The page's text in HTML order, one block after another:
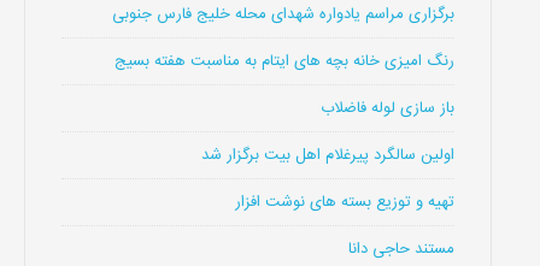
برگزاری مراسم یادواره شهدای محله خلیج فارس جنوبی
رنگ امیزی خانه بچه های ایتام به مناسبت هفته بسیج
باز سازی لوله فاضلاب
اولین سالگرد پیرغلام اهل بیت برگزار شد
تهیه و توزیع بسته های نوشت افزار
مستند حاجی دانا